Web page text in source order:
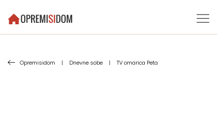
Opremisidom | Dnevne sobe | TV omarica Peta